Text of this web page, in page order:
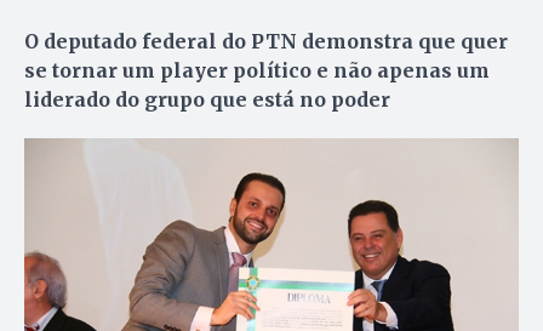
O deputado federal do PTN demonstra que quer
se tornar um player político e não apenas um
liderado do grupo que está no poder